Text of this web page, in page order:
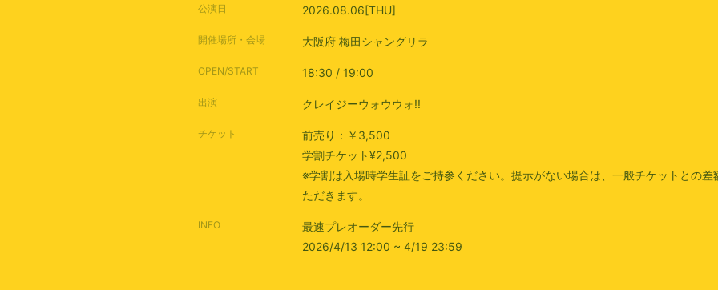
公演日 2026.08.06[THU]
開催場所・会場 大阪府 梅田シャングリラ
OPEN/START 18:30 / 19:00
出演 クレイジーウォウウォ!!
チケット
前売り：￥3,500
学割チケット¥2,500
※学割は入場時学生証をご持参ください。提示がない場合は、一般チケットとの
ただきます。
INFO
最速プレオーダー先行
2026/4/13 12:00 ~ 4/19 23:59